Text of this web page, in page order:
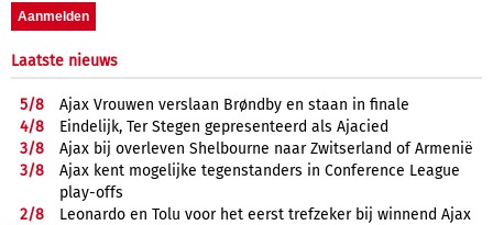
Laatste nieuws
5/8
Ajax Vrouwen verslaan Brøndby en staan in finale
4/8
Eindelijk, Ter Stegen gepresenteerd als Ajacied
3/8
Ajax bij overleven Shelbourne naar Zwitserland of Armenië
3/8
Ajax kent mogelijke tegenstanders in Conference League
play-offs
2/8
Leonardo en Tolu voor het eerst trefzeker bij winnend Ajax